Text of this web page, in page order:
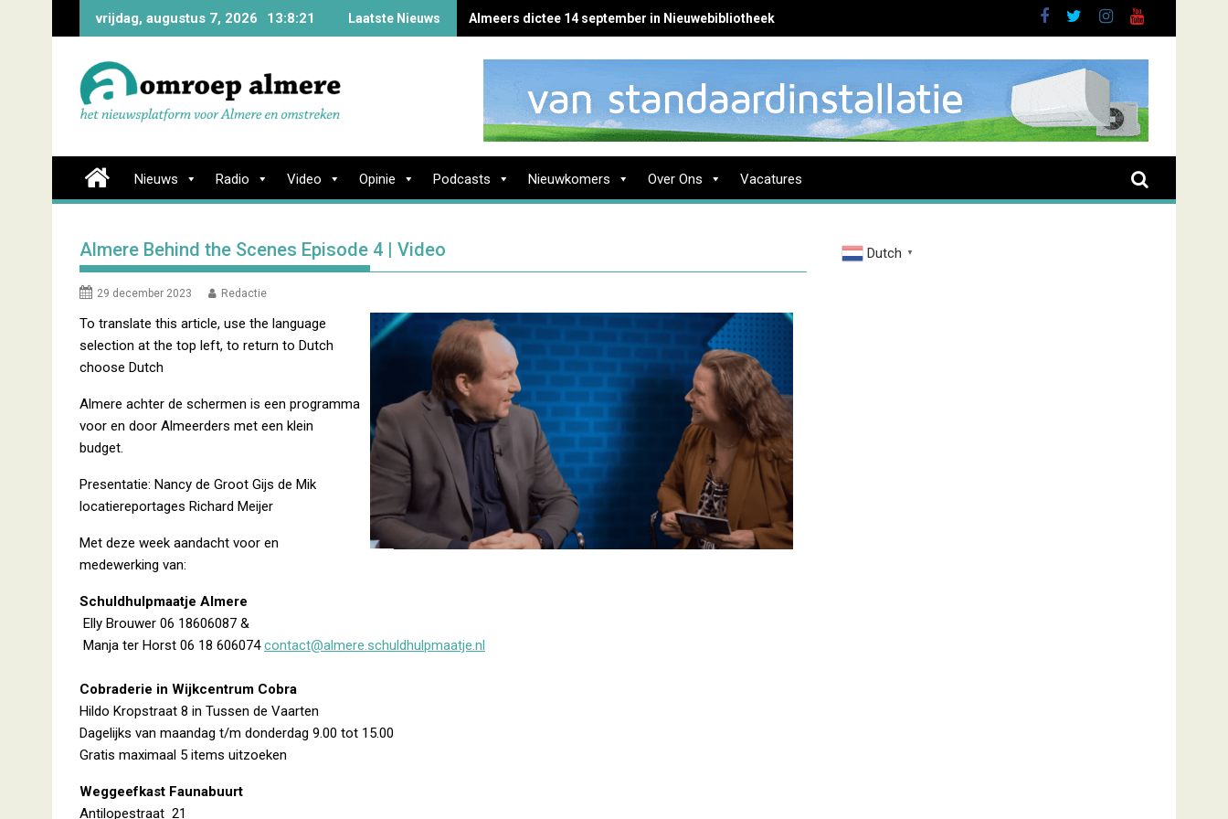
vrijdag, augustus 7, 2026 13:8:22 Laatste Nieuws Almeers dictee 14 september in Nieuwebibliotheek
Nieuws Radio Video Opinie Podcasts Nieuwkomers Over Ons Vacatures
Almere Behind the Scenes Episode 4 | Video
29 december 2023 Redactie
To translate this article, use the language
selection at the top left, to return to Dutch
choose Dutch
Almere achter de schermen is een programma
voor en door Almeerders met een klein
budget.
Presentatie: Nancy de Groot Gijs de Mik
locatiereportages Richard Meijer
Met deze week aandacht voor en
medewerking van:
Schuldhulpmaatje Almere
Elly Brouwer 06 18606087 &
Manja ter Horst 06 18 606074contact@almere.schuldhulpmaatje.nl
Cobraderie in Wijkcentrum Cobra
Hildo Kropstraat 8 in Tussen de Vaarten
Dagelijks van maandag t/m donderdag 9.00 tot 15.00
Gratis maximaal 5 items uitzoeken
Weggeefkast Faunabuurt
Antilopestraat 21
Dutch ▼